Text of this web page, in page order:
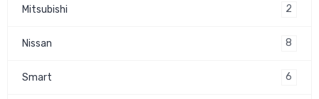
Mitsubishi 2
Nissan 8
Smart 6